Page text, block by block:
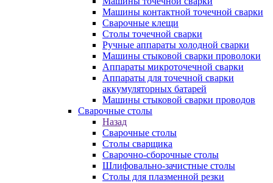
Машины контактной точечной сварки
Сварочные клещи
Столы точечной сварки
Ручные аппараты холодной сварки
Машины стыковой сварки проволоки
Аппараты микроточечной сварки
Аппараты для точечной сварки
аккумуляторных батарей
Машины стыковой сварки проводов
Сварочные столы
Назад
Сварочные столы
Столы сварщика
Сварочно-сборочные столы
Шлифовально-зачистные столы
Столы для плазменной резки